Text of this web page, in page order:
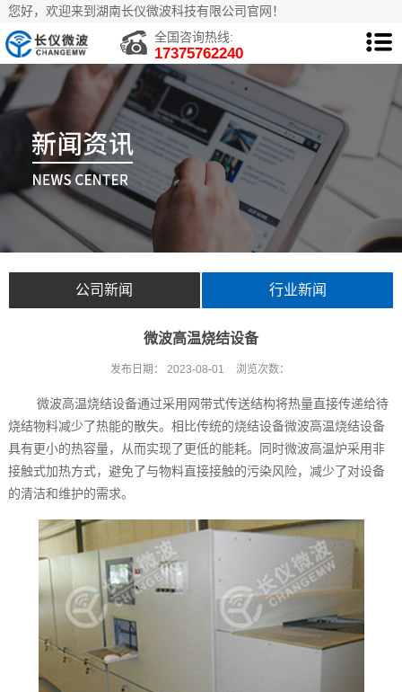
您好，欢迎来到湖南长仪微波科技有限公司官网！
全国咨询热线:
17375762240
公司新闻 行业新闻
微波高温烧结设备
发布日期： 2023-08-01 浏览次数：
微波高温烧结设备通过采用网带式传送结构将热量直接传递给待
烧结物料减少了热能的散失。相比传统的烧结设备微波高温烧结设备
具有更小的热容量，从而实现了更低的能耗。同时微波高温炉‍采用非
接触式加热方式，避免了与物料直接接触的污染风险，减少了对设备
的清洁和维护的需求。